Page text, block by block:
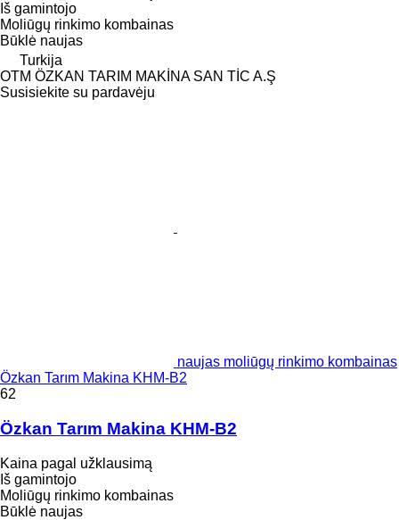
Iš gamintojo
Moliūgų rinkimo kombainas
Būklė naujas
Turkija
OTM ÖZKAN TARIM MAKİNA SAN TİC A.Ş
Susisiekite su pardavėju
naujas moliūgų rinkimo kombainas
Özkan Tarım Makina KHM-B2
62
Özkan Tarım Makina KHM-B2
Kaina pagal užklausimą
Iš gamintojo
Moliūgų rinkimo kombainas
Būklė naujas